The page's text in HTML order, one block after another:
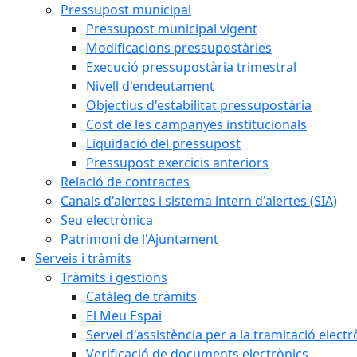
Pressupost municipal
Pressupost municipal vigent
Modificacions pressupostàries
Execució pressupostària trimestral
Nivell d'endeutament
Objectius d'estabilitat pressupostària
Cost de les campanyes institucionals
Liquidació del pressupost
Pressupost exercicis anteriors
Relació de contractes
Canals d'alertes i sistema intern d'alertes (SIA)
Seu electrònica
Patrimoni de l'Ajuntament
Serveis i tràmits
Tràmits i gestions
Catàleg de tràmits
El Meu Espai
Servei d'assistència per a la tramitació